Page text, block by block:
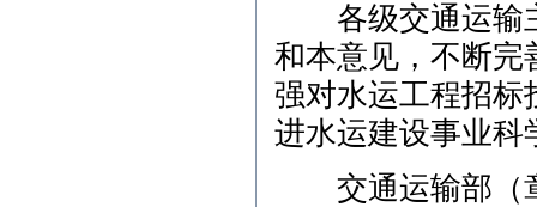
各级交通运输主
和本意见，不断完
强对水运工程招标
进水运建设事业科
交通运输部（